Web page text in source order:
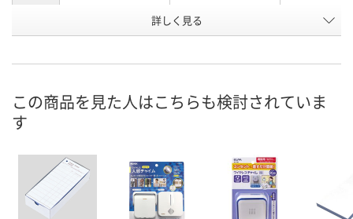
3点
数量 数量
詳しく見る
この商品を見た人はこちらも検討されていま
す